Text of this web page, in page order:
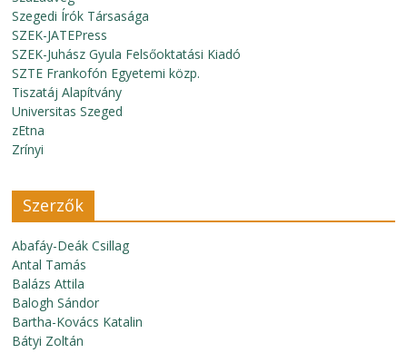
Szegedi Írók Társasága
SZEK-JATEPress
SZEK-Juhász Gyula Felsőoktatási Kiadó
SZTE Frankofón Egyetemi közp.
Tiszatáj Alapítvány
Universitas Szeged
zEtna
Zrínyi
Szerzők
Abafáy-Deák Csillag
Antal Tamás
Balázs Attila
Balogh Sándor
Bartha-Kovács Katalin
Bátyi Zoltán